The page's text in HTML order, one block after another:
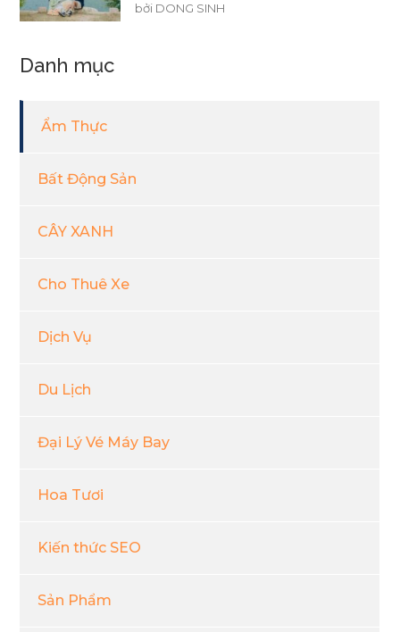
bởi DONG SINH
Danh mục
Ẩm Thực
Bất Động Sản
CÂY XANH
Cho Thuê Xe
Dịch Vụ
Du Lịch
Đại Lý Vé Máy Bay
Hoa Tươi
Kiến thức SEO
Sản Phẩm